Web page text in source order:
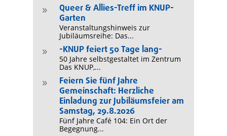
9
Queer & Allies-Treff im KNUP-
Garten
Veranstaltungshinweis zur
Jubiläumsreihe: Das...
9 -KNUP feiert 50 Tage lang-
50 Jahre selbstgestaltet im Zentrum
Das KNUP,...
9
Feiern Sie fünf Jahre
Gemeinschaft: Herzliche
Einladung zur Jubiläumsfeier am
Samstag, 29.8.2026
Fünf Jahre Café 104: Ein Ort der
Begegnung...